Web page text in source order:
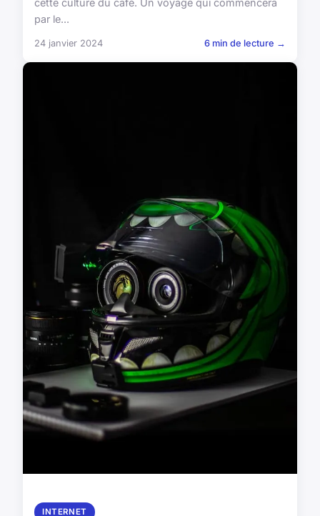
par le...
24 janvier 2024 6 min de lecture →
INTERNET